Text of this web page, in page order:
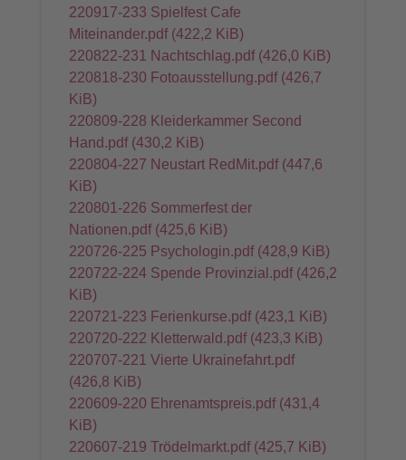
220917-233 Spielfest Cafe
Miteinander.pdf (422,2 KiB)
220822-231 Nachtschlag.pdf (426,0 KiB)
220818-230 Fotoausstellung.pdf (426,7
KiB)
220809-228 Kleiderkammer Second
Hand.pdf (430,2 KiB)
220804-227 Neustart RedMit.pdf (447,6
KiB)
220801-226 Sommerfest der
Nationen.pdf (425,6 KiB)
220726-225 Psychologin.pdf (428,9 KiB)
220722-224 Spende Provinzial.pdf (426,2
KiB)
220721-223 Ferienkurse.pdf (423,1 KiB)
220720-222 Kletterwald.pdf (423,3 KiB)
220707-221 Vierte Ukrainefahrt.pdf
(426,8 KiB)
220609-220 Ehrenamtspreis.pdf (431,4
KiB)
220607-219 Trödelmarkt.pdf (425,7 KiB)